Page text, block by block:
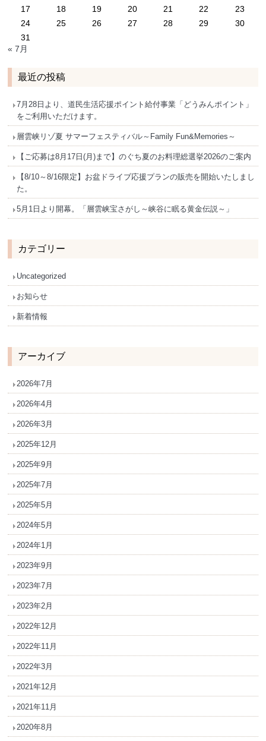
17
18 19 20 21 22
23
24
25 26 27 28 29
30
31
« 7月
最近の投稿
7月28日より、道民生活応援ポイント給付事業「どうみんポイント」
をご利用いただけます。
層雲峡リゾ夏 サマーフェスティバル～Family Fun&Memories～
【ご応募は8月17日(月)まで】のぐち夏のお料理総選挙2026のご案内
【8/10～8/16限定】お盆ドライブ応援プランの販売を開始いたしまし
た。
5月1日より開幕。「層雲峡宝さがし～峡谷に眠る黄金伝説～」
カテゴリー
Uncategorized
お知らせ
新着情報
アーカイブ
2026年7月
2026年4月
2026年3月
2025年12月
2025年9月
2025年7月
2025年5月
2024年5月
2024年1月
2023年9月
2023年7月
2023年2月
2022年12月
2022年11月
2022年3月
2021年12月
2021年11月
2020年8月